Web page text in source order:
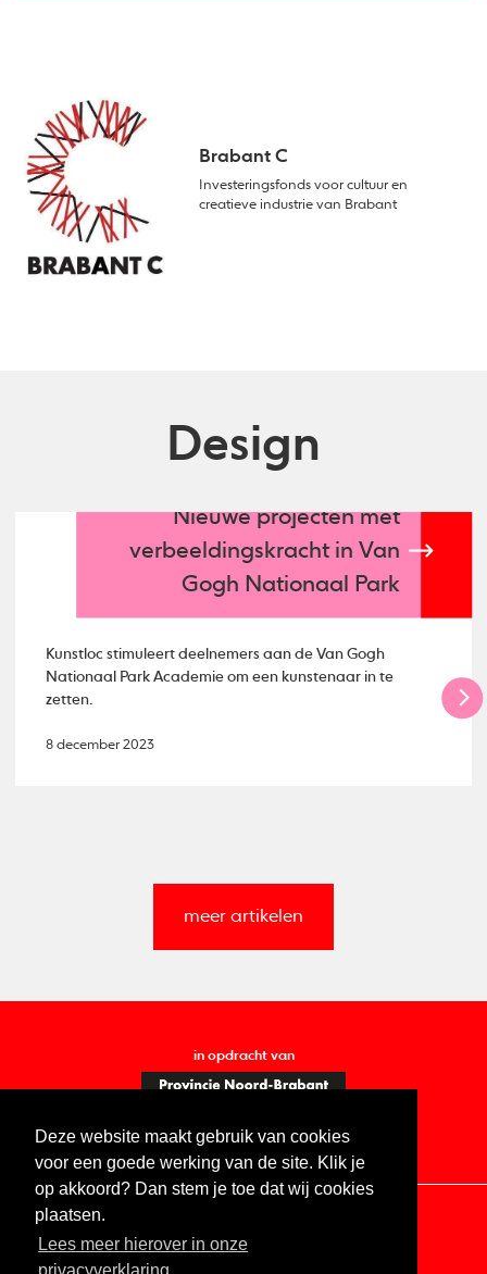
Deze website maakt gebruik van cookies
voor een goede werking van de site. Klik je
op akkoord? Dan stem je toe dat wij cookies
plaatsen.
Lees meer hierover in onze
Brabant C
Investeringsfonds voor cultuur en
creatieve industrie van Brabant
Design
Nieuwe projecten mét
verbeeldingskracht in Van
Gogh Nationaal Park
Kunstloc stimuleert deelnemers aan de Van Gogh
Nationaal Park Academie om een kunstenaar in te
zetten.
8 december 2023
meer artikelen
in opdracht van
Contact Vacatures ANBI